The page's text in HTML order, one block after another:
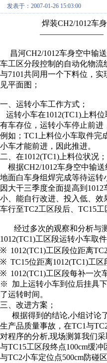
发表于：2007-01-26 15:03:00
焊装CH2/1012车身空
———————— 状况分
昌河CH2/1012车身空中输
车工区分段控制的自动化物流
与7101共同用一个下料位，实
见平面图；
一、运转小车工作方式；
运转小车在1012(TC1)上料
有车存位，运转小车停止前进
例如；TC1上料位小车取件完
小车才能前进，因此推进。
二、在1012(TC1)上料位状况；
根据CH2/1012车身空中输
地面白车身组焊完成等待运转
因大干三季度全面提高到
小、能自行改进、投入低、效
车行至TC2工区段后、TC15
经过多次的观察和分析与测
1012(TC1)工区段运转小车取
※ 1012(TC1)工区段位距离
※ TC15位距离1012(TC1)工区
※ 1012(TC1)工区段每补一次
※ 加上运转小车到位后挂具
了运转时间。
三、改进方案；
根据得到的结论,小组讨论
生产品质量事故，在TC1与
对程序的分析,现场测算我们
与TC15工区段终点100cm缓
与TC2小车定位点500cm防碰